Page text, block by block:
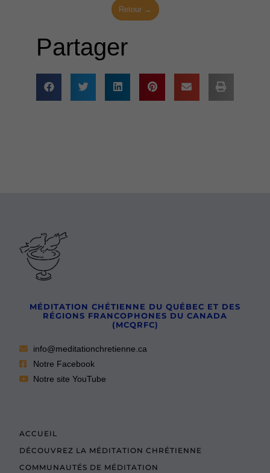
Retour →
Partager
MÉDITATION CHÉTIENNE DU QUÉBEC ET DES
RÉGIONS FRANCOPHONES DU CANADA
(MCQRFC)
info@meditationchretienne.ca
Notre Facebook
Notre site YouTube
ACCUEIL
DÉCOUVREZ LA MÉDITATION CHRÉTIENNE
COMMUNAUTÉS DE MÉDITATION